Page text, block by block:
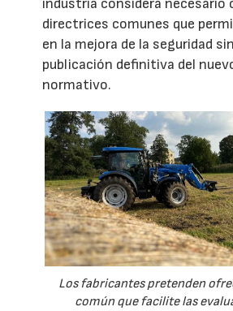
industria considera necesario
directrices comunes que
en la mejora de la seguridad
publicación definitiva del
normativo.
Los fabricantes pretenden
común que facilite las